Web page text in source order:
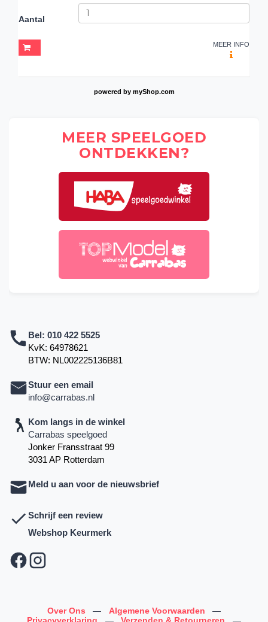
Aantal
MEER INFO
powered by myShop.com
MEER SPEELGOED
ONTDEKKEN?
Bel: 010 422 5525
KvK: 64978621
BTW: NL002225136B81
Stuur een email
info@carrabas.nl
Kom langs in de winkel
Carrabas speelgoed
Jonker Fransstraat 99
3031 AP Rotterdam
Meld u aan voor de nieuwsbrief
Schrijf een review
Webshop Keurmerk
Over Ons — Algemene Voorwaarden
—